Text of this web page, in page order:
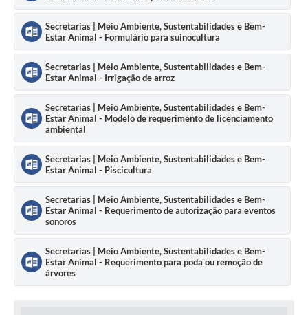
Notícias
Galeria de Vídeos
Contas Públicas
Links
Telefones Úteis
Termos de Uso & Política de Privacidade
Secretarias | Meio Ambiente, Sustentabilidades e Bem-
Estar Animal - Formulário para suinocultura
Secretarias | Meio Ambiente, Sustentabilidades e Bem-
Estar Animal - Irrigação de arroz
Secretarias | Meio Ambiente, Sustentabilidades e Bem-
Estar Animal - Modelo de requerimento de licenciamento
ambiental
Secretarias | Meio Ambiente, Sustentabilidades e Bem-
Estar Animal - Piscicultura
Secretarias | Meio Ambiente, Sustentabilidades e Bem-
Estar Animal - Requerimento de autorização para eventos
sonoros
Secretarias | Meio Ambiente, Sustentabilidades e Bem-
Estar Animal - Requerimento para poda ou remoção de
árvores